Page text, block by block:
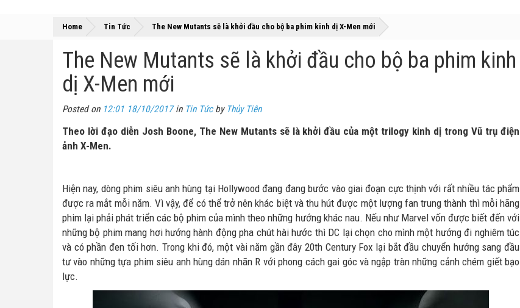
Home »
Tin Tức »
The New Mutants sẽ là khởi đầu cho bộ ba phim kinh dị X-Men mới
The New Mutants sẽ là khởi đầu cho bộ ba phim kinh
dị X-Men mới
Posted on 12:01 18/10/2017in Tin Tứcby Thủy Tiên
Theo lời đạo diễn Josh Boone, The New Mutants sẽ là khởi đầu của một trilogy kinh dị trong Vũ trụ điện
ảnh X-Men.
Hiện nay, dòng phim siêu anh hùng tại Hollywood đang đang bước vào giai đoạn cực thịnh với rất nhiều tác phẩm
được ra mắt mỗi năm. Vì vậy, để có thể trở nên khác biệt và thu hút được một lượng fan trung thành thì mỗi hãng
phim lại phải phát triển các bộ phim của mình theo những hướng khác nau. Nếu như Marvel vốn được biết đến với
những bộ phim mang hơi hướng hành động pha chút hài hước thì DC lại chọn cho mình một hướng đi nghiêm túc
và có phần đen tối hơn. Trong khi đó, một vài năm gần đây 20th Century Fox lại bắt đầu chuyển hướng sang đầu
tư vào những tựa phim siêu anh hùng dán nhãn R với phong cách gai góc và ngập tràn những cảnh chém giết bạo
lực.